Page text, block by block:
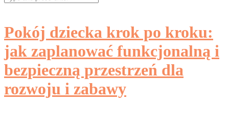
for:
Pokój dziecka krok po kroku:
jak zaplanować funkcjonalną i
bezpieczną przestrzeń dla
rozwoju i zabawy